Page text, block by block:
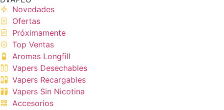
Novedades
Ofertas
Próximamente
Top Ventas
Aromas Longfill
Vapers Desechables
Vapers Recargables
Vapers Sin Nicotina
Accesorios